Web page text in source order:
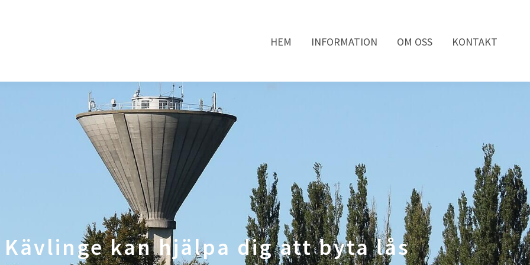
HEM INFORMATION OM OSS KONTAKT
Kävlinge kan hjälpa dig att byta lås